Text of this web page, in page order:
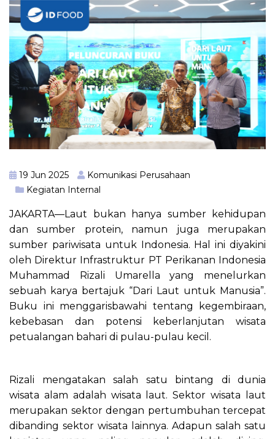
19 Jun 2025
Komunikasi Perusahaan
Kegiatan Internal
JAKARTA—Laut bukan hanya sumber kehidupan
dan sumber protein, namun juga merupakan
sumber pariwisata untuk Indonesia. Hal ini diyakini
oleh Direktur Infrastruktur PT Perikanan Indonesia
Muhammad Rizali Umarella yang menelurkan
sebuah karya bertajuk “Dari Laut untuk Manusia”.
Buku ini menggarisbawahi tentang kegembiraan,
kebebasan dan potensi keberlanjutan wisata
petualangan bahari di pulau-pulau kecil.
Rizali mengatakan salah satu bintang di dunia
wisata alam adalah wisata laut. Sektor wisata laut
merupakan sektor dengan pertumbuhan tercepat
dibanding sektor wisata lainnya. Adapun salah satu